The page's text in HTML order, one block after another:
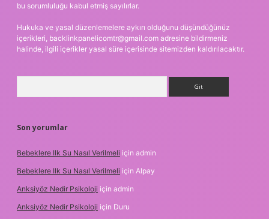
bu sorumluluğu kabul etmiş sayılırlar.
Hukuka ve yasal düzenlemelere aykırı olduğunu düşündüğünüz
içerikleri, backlinkpanelicomtr@gmail.com adresine bildirmeniz
halinde, ilgili içerikler yasal süre içerisinde sitemizden kaldırılacaktır.
Son yorumlar
Bebeklere Ilk Su Nasıl Verilmeli için admin
Bebeklere Ilk Su Nasıl Verilmeli için Alpay
Anksiyöz Nedir Psikoloji için admin
Anksiyöz Nedir Psikoloji için Duru